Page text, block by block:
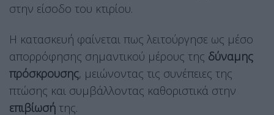
στην είσοδο του κτιρίου.
Η κατασκευή φαίνεται πως λειτούργησε ως μέσο
απορρόφησης σημαντικού μέρους της δύναμης
πρόσκρουσης, μειώνοντας τις συνέπειες της
πτώσης και συμβάλλοντας καθοριστικά στην
επιβίωσή της.